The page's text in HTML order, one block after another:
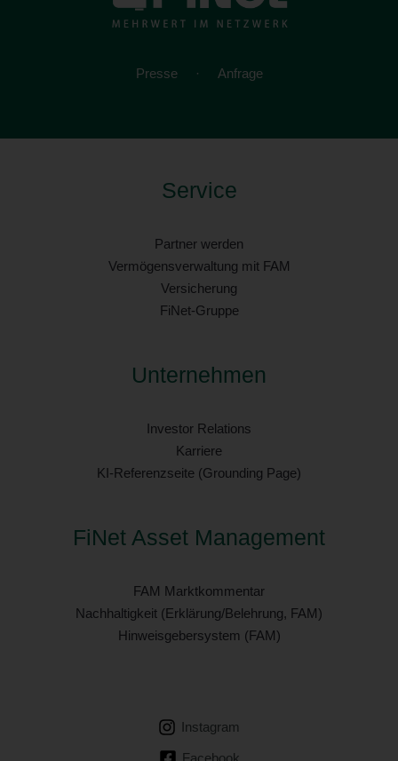
Presse Anfrage
Service
Partner werden
Vermögensverwaltung mit FAM
Versicherung
FiNet-Gruppe
Unternehmen
Investor Relations
Karriere
KI-Referenzseite (Grounding Page)
FiNet Asset Management
FAM Marktkommentar
Nachhaltigkeit (Erklärung/Belehrung, FAM)
Hinweisgebersystem (FAM)
Instagram
Facebook